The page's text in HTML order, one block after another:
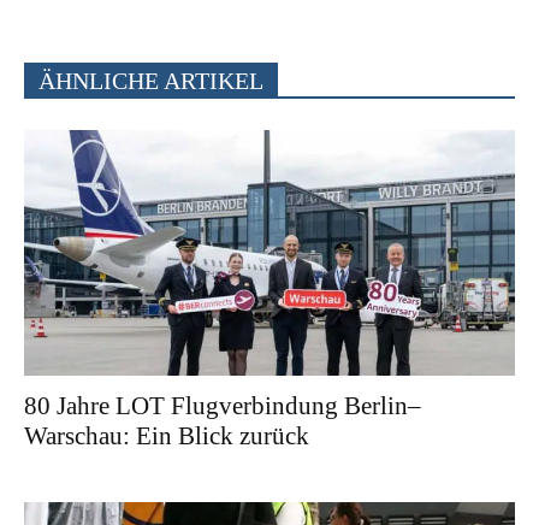
ÄHNLICHE ARTIKEL
80 Jahre LOT Flugverbindung Berlin–
Warschau: Ein Blick zurück